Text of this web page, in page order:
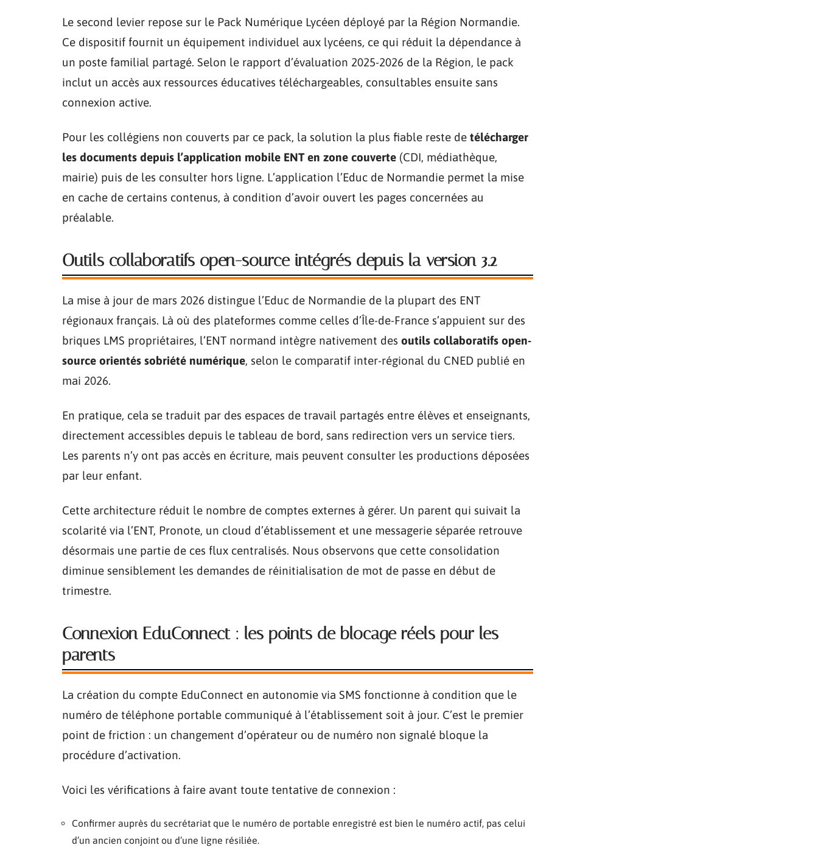
Le second levier repose sur le Pack Numérique Lycéen déployé par la Région Normandie.
Ce dispositif fournit un équipement individuel aux lycéens, ce qui réduit la dépendance à
un poste familial partagé. Selon le rapport d’évaluation 2025-2026 de la Région, le pack
inclut un accès aux ressources éducatives téléchargeables, consultables ensuite sans
connexion active.
Pour les collégiens non couverts par ce pack, la solution la plus fiable reste de télécharger
les documents depuis l’application mobile ENT en zone couverte (CDI, médiathèque,
mairie) puis de les consulter hors ligne. L’application l’Educ de Normandie permet la mise
en cache de certains contenus, à condition d’avoir ouvert les pages concernées au
préalable.
Outils collaboratifs open-source intégrés depuis la version 3.2
La mise à jour de mars 2026 distingue l’Educ de Normandie de la plupart des ENT
régionaux français. Là où des plateformes comme celles d’Île-de-France s’appuient sur des
briques LMS propriétaires, l’ENT normand intègre nativement des outils collaboratifs open-
source orientés sobriété numérique, selon le comparatif inter-régional du CNED publié en
mai 2026.
En pratique, cela se traduit par des espaces de travail partagés entre élèves et enseignants,
directement accessibles depuis le tableau de bord, sans redirection vers un service tiers.
Les parents n’y ont pas accès en écriture, mais peuvent consulter les productions déposées
par leur enfant.
Cette architecture réduit le nombre de comptes externes à gérer. Un parent qui suivait la
scolarité via l’ENT, Pronote, un cloud d’établissement et une messagerie séparée retrouve
désormais une partie de ces flux centralisés. Nous observons que cette consolidation
diminue sensiblement les demandes de réinitialisation de mot de passe en début de
trimestre.
Connexion EduConnect : les points de blocage réels pour les
parents
La création du compte EduConnect en autonomie via SMS fonctionne à condition que le
numéro de téléphone portable communiqué à l’établissement soit à jour. C’est le premier
point de friction : un changement d’opérateur ou de numéro non signalé bloque la
procédure d’activation.
Voici les vérifications à faire avant toute tentative de connexion :
Confirmer auprès du secrétariat que le numéro de portable enregistré est bien le numéro actif, pas celui
d’un ancien conjoint ou d’une ligne résiliée.